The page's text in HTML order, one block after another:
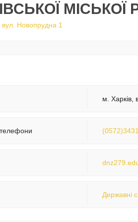
МІСЬКОЇ
вул. Новопрудна 1
м. Харків,
телефони
Державні